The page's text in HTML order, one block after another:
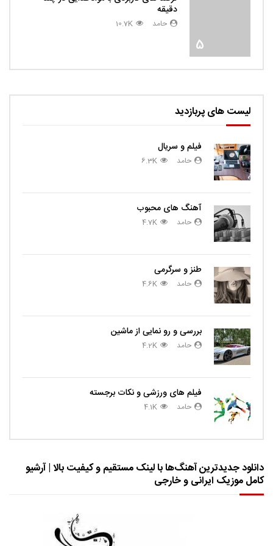
5
دقیقه
حامد 10.7K
لیست های پربازدید
فیلم و سریال
حامد 6.3K
آهنگ های محبوب
حامد 4.7K
طنز و سرگرمی
حامد 4.6K
بررسی و رو نمایی از ماشین
حامد 4.2K
فیلم های ورزشی و نکات برجسته
حامد 4.1K
دانلود جدیدترین آهنگ‌ها با لینک مستقیم و کیفیت بالا | آرشیو
کامل موزیک ایرانی و خارجی